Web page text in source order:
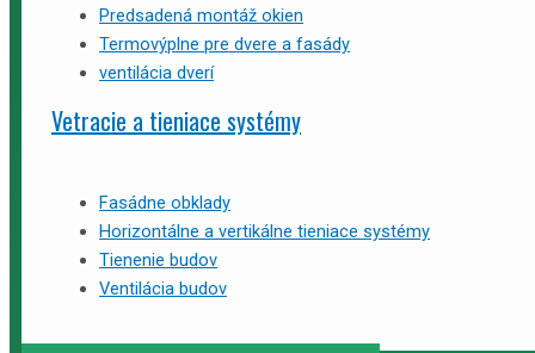
Predsadená montáž okien
Termovýplne pre dvere a fasády
ventilácia dverí
Vetracie a tieniace systémy
Fasádne obklady
Horizontálne a vertikálne tieniace systémy
Tienenie budov
Ventilácia budov